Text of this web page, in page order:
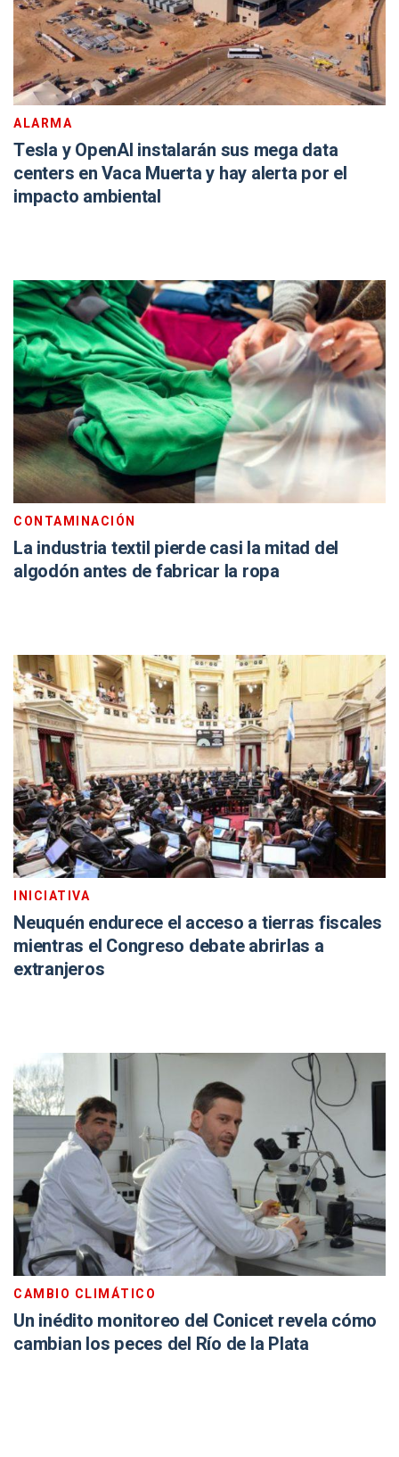
ALARMA
Tesla y OpenAI instalarán sus mega data
centers en Vaca Muerta y hay alerta por el
impacto ambiental
CONTAMINACIÓN
La industria textil pierde casi la mitad del
algodón antes de fabricar la ropa
INICIATIVA
Neuquén endurece el acceso a tierras fiscales
mientras el Congreso debate abrirlas a
extranjeros
CAMBIO CLIMÁTICO
Un inédito monitoreo del Conicet revela cómo
cambian los peces del Río de la Plata